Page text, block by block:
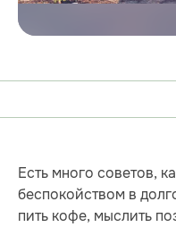
Есть много советов,
беспокойством в
пить кофе, мыслить